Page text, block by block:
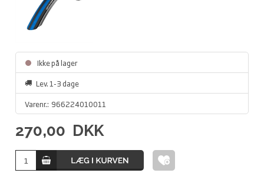
Ikke på lager
Lev. 1-3 dage
Varenr.: 966224010011
270,00 DKK